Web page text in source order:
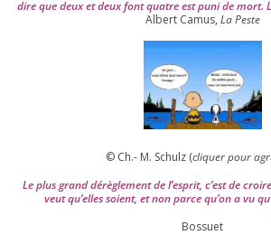
dire que deux et deux font quatre est puni de mort.
Albert Camus, La Peste
© Ch.- M. Schulz (cli­quer pour
Le plus grand dérè­gle­ment de l’es­prit, c’est de
veut qu’elles soient, et non parce qu’on a vu
Bossuet